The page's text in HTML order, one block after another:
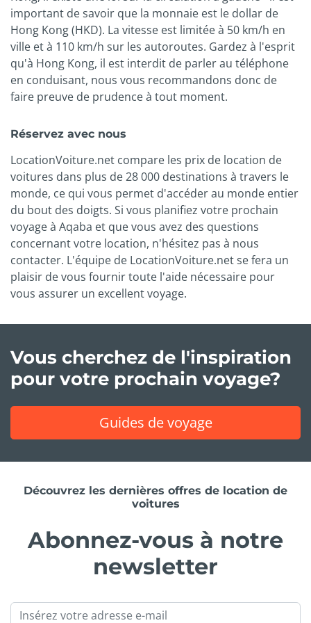
important de savoir que la monnaie est le dollar de
Hong Kong (HKD). La vitesse est limitée à 50 km/h en
ville et à 110 km/h sur les autoroutes. Gardez à l'esprit
qu'à Hong Kong, il est interdit de parler au téléphone
en conduisant, nous vous recommandons donc de
faire preuve de prudence à tout moment.
Réservez avec nous
LocationVoiture.net compare les prix de location de
voitures dans plus de 28 000 destinations à travers le
monde, ce qui vous permet d'accéder au monde entier
du bout des doigts. Si vous planifiez votre prochain
voyage à Aqaba et que vous avez des questions
concernant votre location, n'hésitez pas à nous
contacter. L'équipe de LocationVoiture.net se fera un
plaisir de vous fournir toute l'aide nécessaire pour
vous assurer un excellent voyage.
Vous cherchez de l'inspiration
pour votre prochain voyage?
Guides de voyage
Découvrez les dernières offres de location de
voitures
Abonnez-vous à notre
newsletter
Email